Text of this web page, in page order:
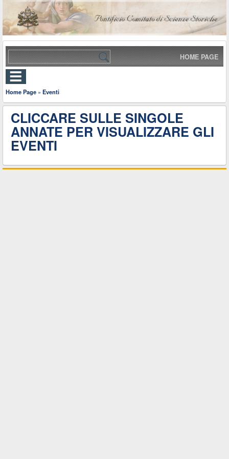
HOME PAGE
Home Page » Eventi
CLICCARE SULLE SINGOLE
ANNATE PER VISUALIZZARE GLI
EVENTI